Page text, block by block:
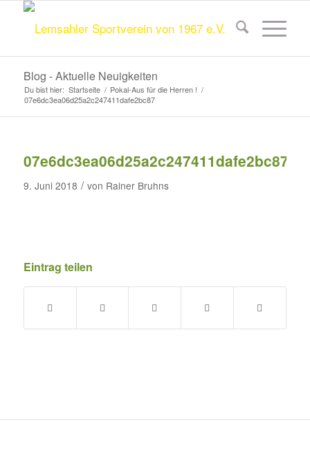
Blog - Aktuelle Neuigkeiten
Du bist hier: Startseite / Pokal-Aus für die Herren ! /
07e6dc3ea06d25a2c247411dafe2bc87
07e6dc3ea06d25a2c247411dafe2bc87
9. Juni 2018 / von Rainer Bruhns
Eintrag teilen